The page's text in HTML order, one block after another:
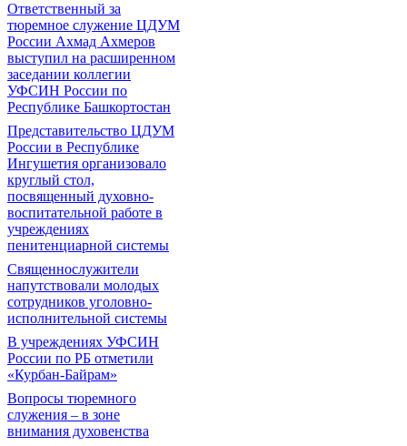
Ответственный за
тюремное служение ЦДУМ
России Ахмад Ахмеров
выступил на расширенном
заседании коллегии
УФСИН России по
Республике Башкортостан
Представительство ЦДУМ
России в Республике
Ингушетия организовало
круглый стол,
посвященный духовно-
воспитательной работе в
учреждениях
пенитенциарной системы
Священнослужители
напутствовали молодых
сотрудников уголовно-
исполнительной системы
В учреждениях УФСИН
России по РБ отметили
«Курбан-Байрам»
Вопросы тюремного
служения – в зоне
внимания духовенства